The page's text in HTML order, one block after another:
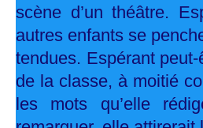
scène d’un théâtre.
autres enfants se
tendues. Espérant
de la classe, à moitié
les mots qu’elle